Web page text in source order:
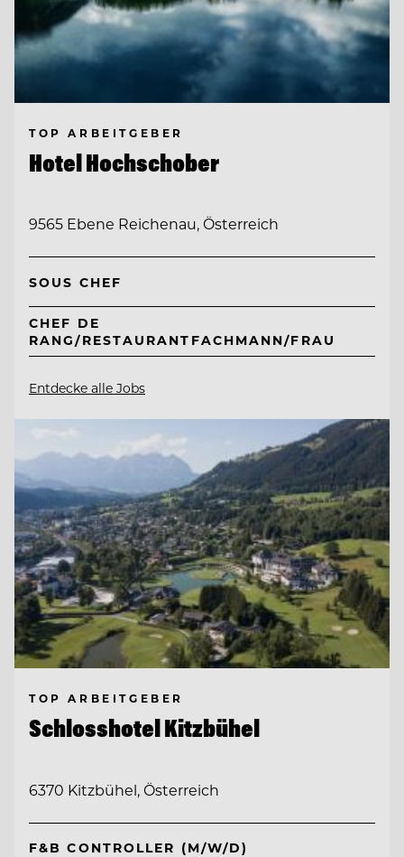
TOP ARBEITGEBER
Hotel Hochschober
9565 Ebene Reichenau, Österreich
SOUS CHEF
CHEF DE
RANG/RESTAURANTFACHMANN/FRAU
Entdecke alle Jobs
TOP ARBEITGEBER
Schlosshotel Kitzbühel
6370 Kitzbühel, Österreich
F&B CONTROLLER (M/W/D)